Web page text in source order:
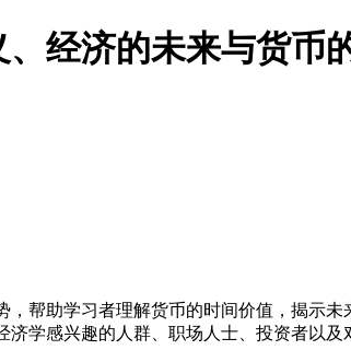
经济的未来与货币
帮助学习者理解货币的时间价值，揭示
学感兴趣的人群、职场人士、投资者以